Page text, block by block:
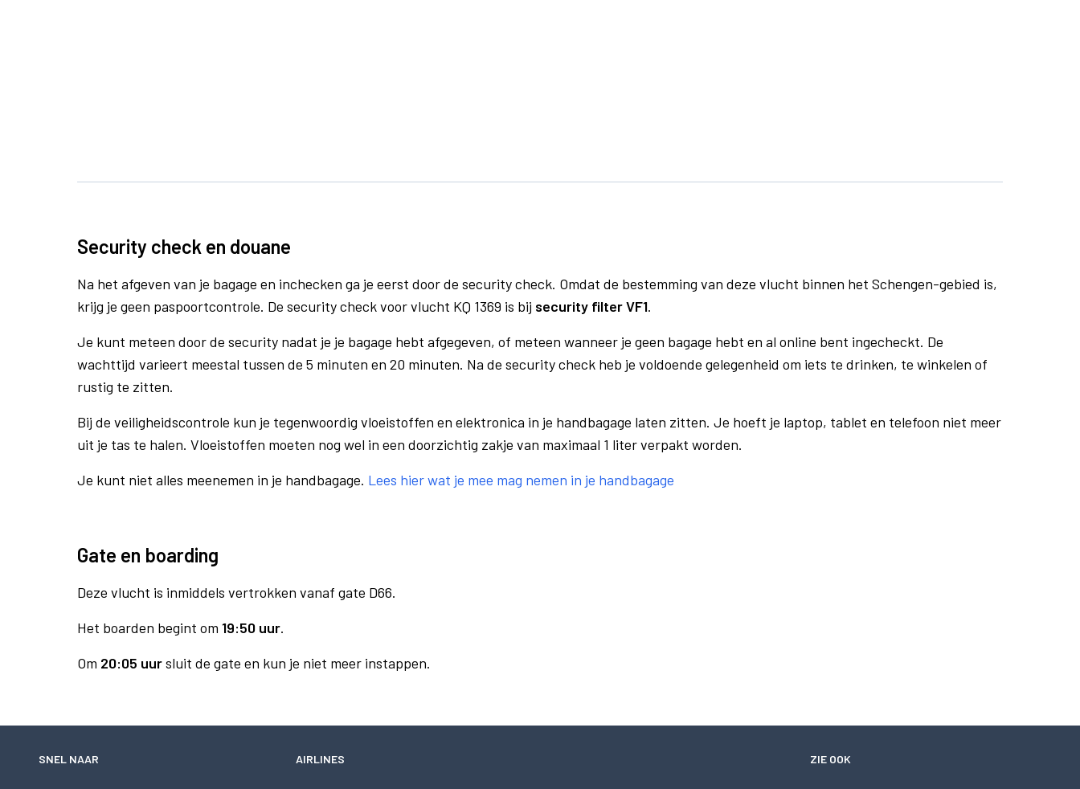
Security check en douane
Na het afgeven van je bagage en inchecken ga je eerst door de security check. Omdat de bestemming van deze vlucht binnen het Schengen-gebied is,
krijg je geen paspoortcontrole. De security check voor vlucht KQ 1369 is bij security filter VF1.
Je kunt meteen door de security nadat je je bagage hebt afgegeven, of meteen wanneer je geen bagage hebt en al online bent ingecheckt. De
wachttijd varieert meestal tussen de 5 minuten en 20 minuten. Na de security check heb je voldoende gelegenheid om iets te drinken, te winkelen of
rustig te zitten.
Bij de veiligheidscontrole kun je tegenwoordig vloeistoffen en elektronica in je handbagage laten zitten. Je hoeft je laptop, tablet en telefoon niet meer
uit je tas te halen. Vloeistoffen moeten nog wel in een doorzichtig zakje van maximaal 1 liter verpakt worden.
Je kunt niet alles meenemen in je handbagage. Lees hier wat je mee mag nemen in je handbagage
Gate en boarding
Deze vlucht is inmiddels vertrokken vanaf gate D66.
Het boarden begint om 19:50 uur.
Om 20:05 uursluit de gate en kun je niet meer instappen.
SNEL NAAR AIRLINES ZIE OOK